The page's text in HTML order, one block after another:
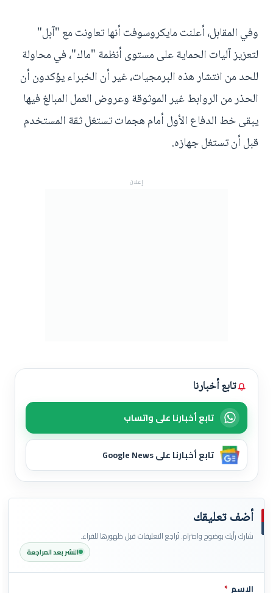
وفي المقابل، أعلنت مايكروسوفت أنها تعاونت مع "آبل"
لتعزيز آليات الحماية على مستوى أنظمة "ماك"، في محاولة
للحد من انتشار هذه البرمجيات، غير أن الخبراء يؤكدون أن
الحذر من الروابط غير الموثوقة وعروض العمل المبالغ فيها
يبقى خط الدفاع الأول أمام هجمات تستغل ثقة المستخدم
قبل أن تستغل جهازه.
إعلان
تابع أخبارنا
تابع أخبارنا على واتساب
تابع أخبارنا على Google News
أضف تعليقك
شارك رأيك بوضوح واحترام. تُراجع التعليقات قبل ظهورها للقراء.
النشر بعد المراجعة
الاسم *